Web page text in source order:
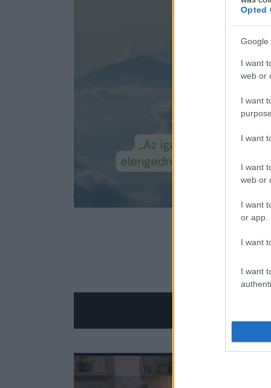
Opted
Google
I want
web or
I want
I want
I want
web or
I want
or app.
I want
I want
Filmek, amiket szívesen látnánk az
Anne Hathaway a második
Loaded
90.79%